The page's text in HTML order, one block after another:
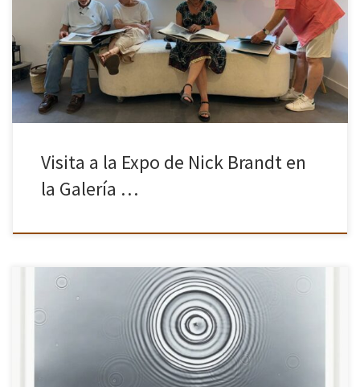
Visita a la Expo de Nick Brandt en
la Galería …
Para este verano te proponemos explorar el agua en estado
líquido y descubrir sus múltiples formas, texturas, movimientos y
significados. El agua puede darte mucho juego: permite jugar con